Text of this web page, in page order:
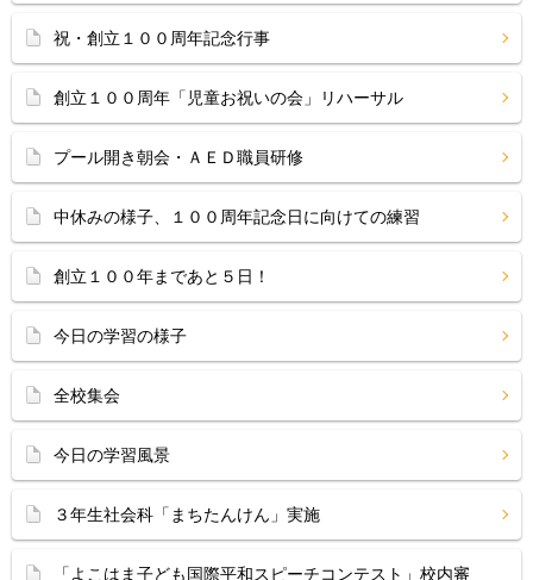
祝・創立１００周年記念行事
創立１００周年「児童お祝いの会」リハーサル
プール開き朝会・ＡＥＤ職員研修
中休みの様子、１００周年記念日に向けての練習
創立１００年まであと５日！
今日の学習の様子
全校集会
今日の学習風景
３年生社会科「まちたんけん」実施
「よこはま子ども国際平和スピーチコンテスト」校内審